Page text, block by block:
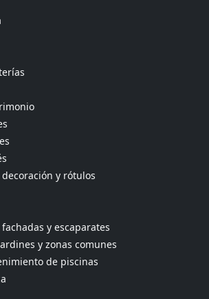
y rótulos
y escaparates
y zonas comunes
de piscinas